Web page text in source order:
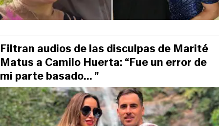
Filtran audios de las disculpas de Marité
Matus a Camilo Huerta: “Fue un error de
mi parte basado... ”